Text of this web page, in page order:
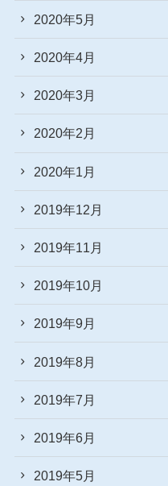
2020年5月
2020年4月
2020年3月
2020年2月
2020年1月
2019年12月
2019年11月
2019年10月
2019年9月
2019年8月
2019年7月
2019年6月
2019年5月